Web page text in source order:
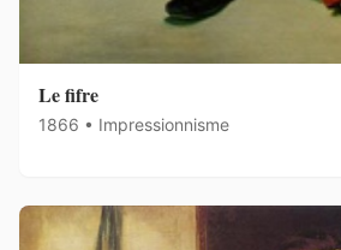
Le fifre
1866 • Impressionnisme